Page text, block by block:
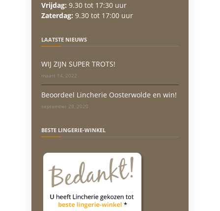
Vrijdag: 9.30 tot 17:30 uur
Zaterdag: 9.30 tot 17:00 uur
LAATSTE NIEUWS
WIJ ZIJN SUPER TROTS!
maart 14, 2022
Beoordeel Lincherie Oosterwolde en win!
september 28, 2020
BESTE LINGERIE-WINKEL